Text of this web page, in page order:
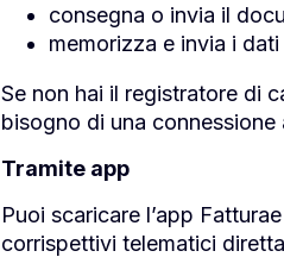
consegna o invia il
memorizza e invia i dati
Se non hai il registratore di
bisogno di una connessione
Tramite app
Puoi scaricare l’app
corrispettivi telematici